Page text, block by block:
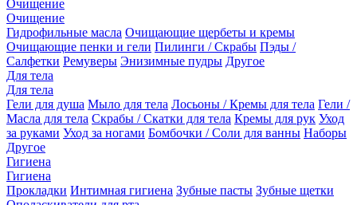
Очищение
Очищение
Гидрофильные масла Очищающие щербеты и кремы
Очищающие пенки и гели Пилинги / Скрабы Пэды /
Салфетки Ремуверы Энизимные пудры Другое
Для тела
Для тела
Гели для душа Мыло для тела Лосьоны / Кремы для тела Гели /
Масла для тела Скрабы / Скатки для тела Кремы для рук Уход
за руками Уход за ногами Бомбочки / Соли для ванны Наборы
Другое
Гигиена
Гигиена
Прокладки Интимная гигиена Зубные пасты Зубные щетки